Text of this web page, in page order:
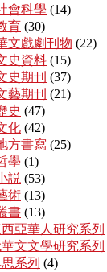
會科學 (14)
育 (30)
文戲劇刊物 (22)
史資料 (15)
史期刊 (37)
藝期刊 (21)
史 (47)
化 (42)
方書寫 (25)
學 (1)
説 (53)
術 (13)
書 (13)
亞華人研究系列
文文學研究系列
系列 (4)